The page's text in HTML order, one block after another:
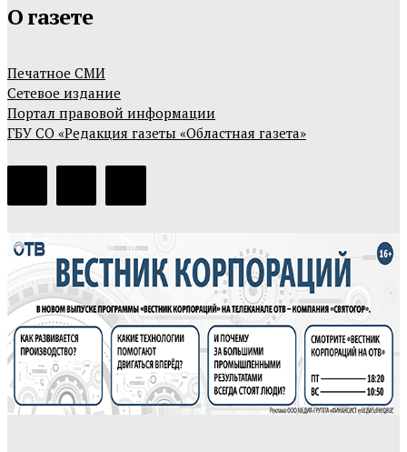
О газете
Печатное СМИ
Сетевое издание
Портал правовой информации
ГБУ СО «Редакция газеты «Областная газета»